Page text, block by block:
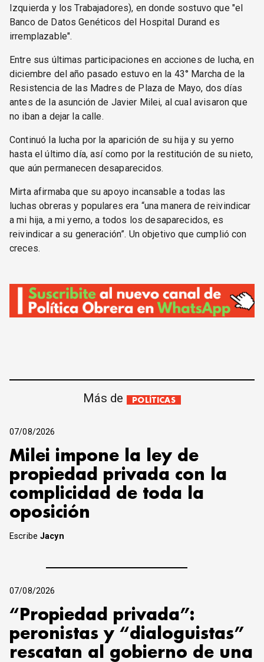
Izquierda y los Trabajadores), en donde sostuvo que "el
Banco de Datos Genéticos del Hospital Durand es
irremplazable".
Entre sus últimas participaciones en acciones de lucha, en
diciembre del año pasado estuvo en la 43° Marcha de la
Resistencia de las Madres de Plaza de Mayo, dos días
antes de la asunción de Javier Milei, al cual avisaron que
no iban a dejar la calle.
Continuó la lucha por la aparición de su hija y su yerno
hasta el último día, así como por la restitución de su nieto,
que aún permanecen desaparecidos.
Mirta afirmaba que su apoyo incansable a todas las
luchas obreras y populares era “una manera de reivindicar
a mi hija, a mi yerno, a todos los desaparecidos, es
reivindicar a su generación”. Un objetivo que cumplió con
creces.
Más de POLÍTICAS
07/08/2026
Milei impone la ley de
propiedad privada con la
complicidad de toda la
oposición
EscribeJacyn
07/08/2026
“Propiedad privada”:
peronistas y “dialoguistas”
rescatan al gobierno de una